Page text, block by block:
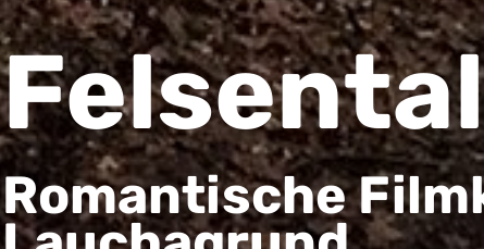
Felsental
Romantische